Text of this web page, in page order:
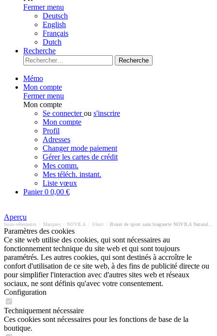
Fermer menu
Deutsch
English
Français
Dutch
Recherche
Recherche
Mémo
Mon compte
Fermer menu
Mon compte
Se connecterou s'inscrire
Mon compte
Profil
Adresses
Changer mode paiement
Gérer les cartes de crédit
Mes comm.
Mes téléch. instant.
Liste vœux
Panier0 0,00 €
Aperçu
Sous-vêtements Marques NOVILA Short
Paramètres des cookies
Ce site web utilise des cookies, qui sont nécessaires au
fonctionnement technique du site web et qui sont toujours
paramétrés. Les autres cookies, qui sont destinés à accroître le
confort d'utilisation de ce site web, à des fins de publicité directe ou
pour simplifier l'interaction avec d'autres sites web et réseaux
sociaux, ne sont définis qu'avec votre consentement.
Configuration
Techniquement nécessaire
Ces cookies sont nécessaires pour les fonctions de base de la
boutique.